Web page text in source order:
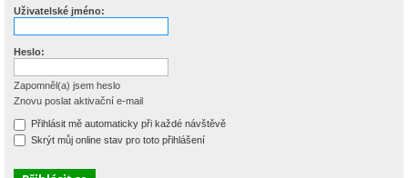
Uživatelské jméno:
Heslo:
Zapomněl(a) jsem heslo
Znovu poslat aktivační e-mail
Přihlásit mě automaticky při každé návštěvě
Skrýt můj online stav pro toto přihlášení